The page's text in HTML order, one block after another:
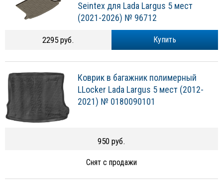
Seintex для Lada Largus 5 мест
(2021-2026) № 96712
Купить
2295 руб.
Коврик в багажник полимерный
LLocker Lada Largus 5 мест (2012-
2021) № 0180090101
950 руб.
Снят с продажи